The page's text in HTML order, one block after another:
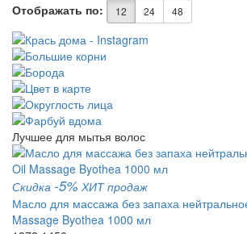
Отображать по:
12 24 48
Лучшее для мытья волос
Скидка -5% ХИТ продаж
Масло для массажа без запаха
Massage Byothea 1000 мл